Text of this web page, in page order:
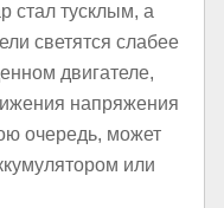
стал тусклым, а
светятся слабее
двигателе,
напряжения
очередь, может
или